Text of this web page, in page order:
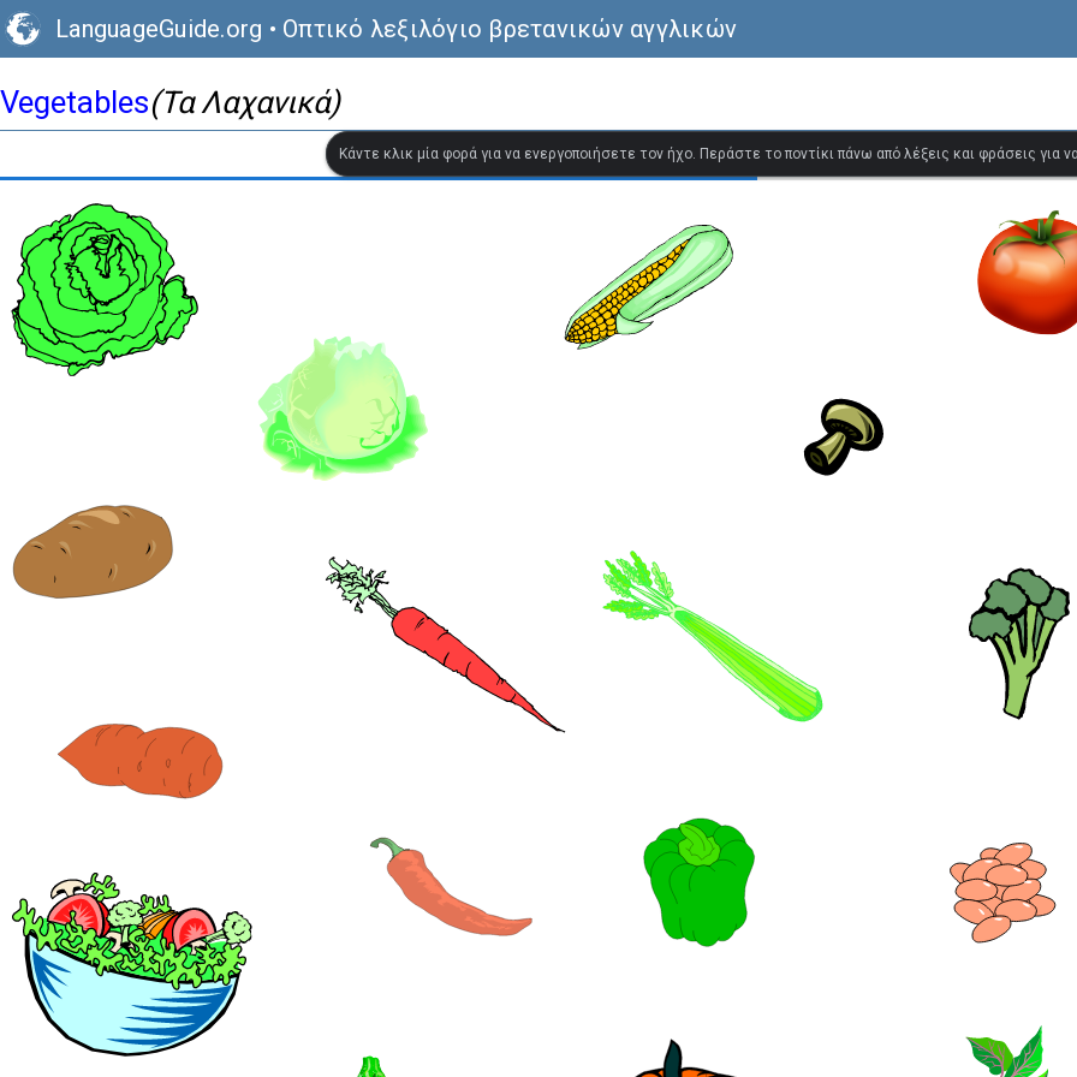
LanguageGuide.org • Οπτικό λεξιλόγιο βρετανικών αγγλικών
Vegetables(Τα Λαχανικά)
Κάντε κλικ μία φορά για να ενεργοποιήσετε τον ήχο. Περάστε το ποντίκι πάνω από λέξεις και φράσεις για